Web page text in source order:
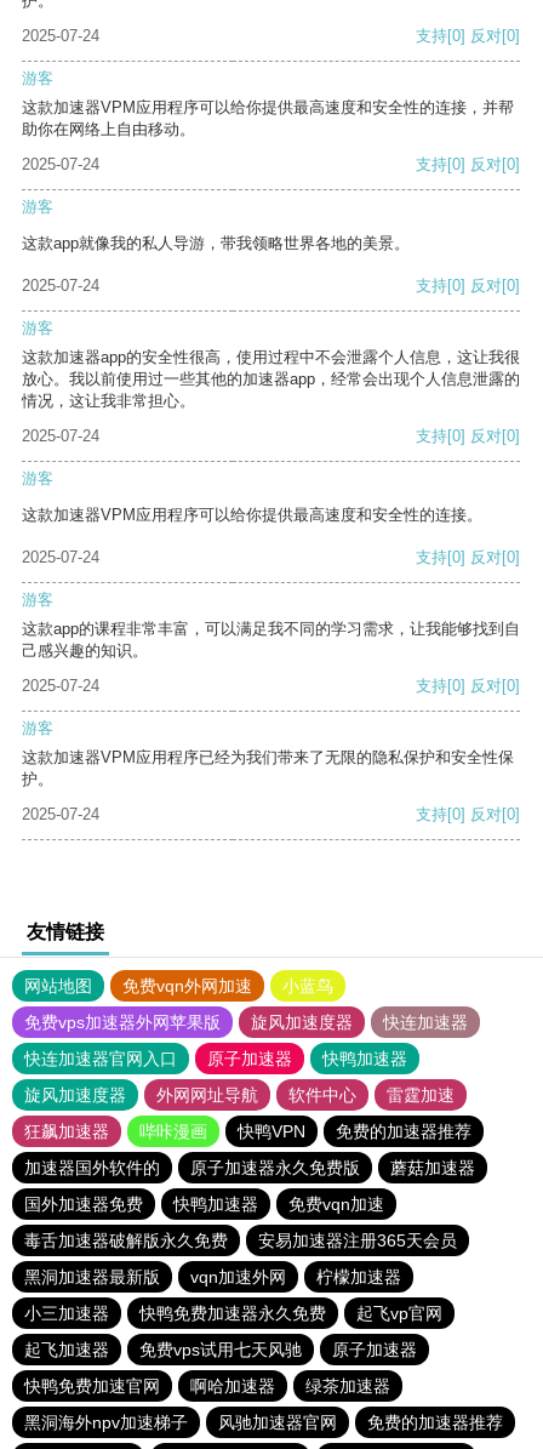
2025-07-24
支持[0] 反对[0]
游客
这款加速器VPM应用程序可以给你提供最高速度和安全性的连接，并帮
助你在网络上自由移动。
2025-07-24
支持[0] 反对[0]
游客
这款app就像我的私人导游，带我领略世界各地的美景。
2025-07-24 支持[0] 反对[0]
游客
这款加速器app的安全性很高，使用过程中不会泄露个人信息，这让我很
放心。我以前使用过一些其他的加速器app，经常会出现个人信息泄露的
情况，这让我非常担心。
2025-07-24
支持[0] 反对[0]
游客
这款加速器VPM应用程序可以给你提供最高速度和安全性的连接。
2025-07-24 支持[0] 反对[0]
游客
这款app的课程非常丰富，可以满足我不同的学习需求，让我能够找到自
己感兴趣的知识。
2025-07-24
支持[0] 反对[0]
游客
这款加速器VPM应用程序已经为我们带来了无限的隐私保护和安全性保
护。
2025-07-24
支持[0] 反对[0]
友情链接
网站地图 免费vqn外网加速
小蓝鸟
免费vps加速器外网苹果版
旋风加速度器
快连加速器
快连加速器官网入口
原子加速器
快鸭加速器
旋风加速度器
外网网址导航 软件中心
雷霆加速
狂飙加速器
哔咔漫画 快鸭VPN
免费的加速器推荐
加速器国外软件的
原子加速器永久免费版
蘑菇加速器
国外加速器免费
快鸭加速器
免费vqn加速
毒舌加速器破解版永久免费
安易加速器注册365天会员
黑洞加速器最新版
vqn加速外网
柠檬加速器
小三加速器
快鸭免费加速器永久免费
起飞vp官网
起飞加速器
免费vps试用七天风驰
原子加速器
快鸭免费加速官网
啊哈加速器
绿茶加速器
黑洞海外npv加速梯子
风驰加速器官网 免费的加速器推荐